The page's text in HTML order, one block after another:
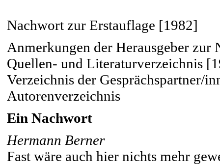
Nachwort zur Erstauflage [1982]
Anmerkungen der Herausgeber zur
Quellen- und Literaturverzeichnis
Verzeichnis der Gesprächspartner/
Autorenverzeichnis
Ein Nachwort
Hermann Berner
Fast wäre auch hier nichts mehr